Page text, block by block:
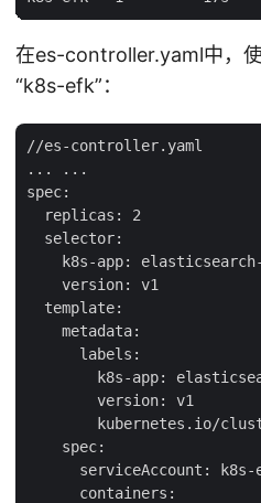
在es-controller.yaml中，
“k8s-efk”：
//es-controller.yaml
... ...
spec:
  replicas: 2
  selector:
k8s-app:
    version: v1
  template:
    metadata:
      labels:
k8s-app:
        version: v1
kubernetes.io/
    spec:
serviceAccount: k8s-
      containers: